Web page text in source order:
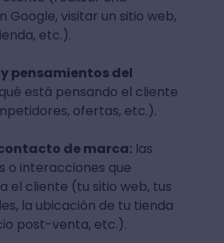
Google, visitar un sitio web,
etc.).
pensamientos del
está pensando el cliente
ofertas, etc.).
de marca:las
o interacciones que
el cliente (tu sitio web, tus
la ubicación de tu tienda
post-venta, etc.).